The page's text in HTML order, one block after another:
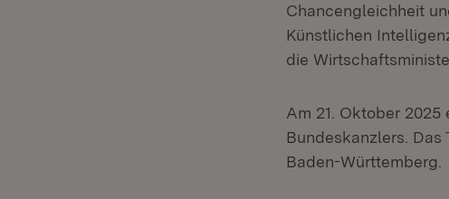
Chancengleichheit
Künstlichen
die
Am 21. Oktober
Bundeskanzlers.
Baden-Württemberg.